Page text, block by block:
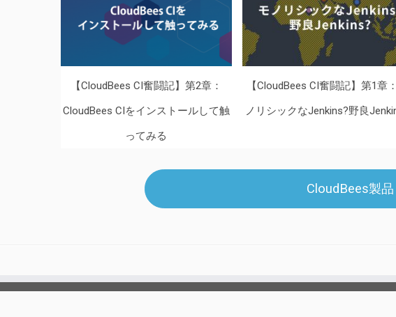
【CloudBees CI奮闘記】第2章：
CloudBees CIをインストールして触
ってみる
【CloudBees CI奮闘記】第1章
ノリシックなJenkins?野良
CloudBees製